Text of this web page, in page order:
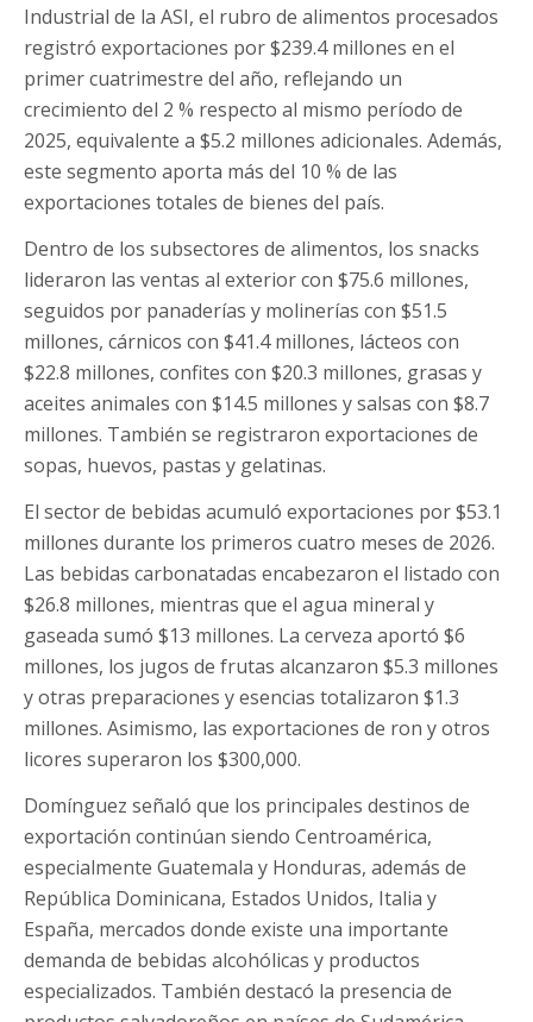
Industrial de la ASI, el rubro de alimentos procesados
registró exportaciones por $239.4 millones en el
primer cuatrimestre del año, reflejando un
crecimiento del 2 % respecto al mismo período de
2025, equivalente a $5.2 millones adicionales. Además,
este segmento aporta más del 10 % de las
exportaciones totales de bienes del país.
Dentro de los subsectores de alimentos, los snacks
lideraron las ventas al exterior con $75.6 millones,
seguidos por panaderías y molinerías con $51.5
millones, cárnicos con $41.4 millones, lácteos con
$22.8 millones, confites con $20.3 millones, grasas y
aceites animales con $14.5 millones y salsas con $8.7
millones. También se registraron exportaciones de
sopas, huevos, pastas y gelatinas.
El sector de bebidas acumuló exportaciones por $53.1
millones durante los primeros cuatro meses de 2026.
Las bebidas carbonatadas encabezaron el listado con
$26.8 millones, mientras que el agua mineral y
gaseada sumó $13 millones. La cerveza aportó $6
millones, los jugos de frutas alcanzaron $5.3 millones
y otras preparaciones y esencias totalizaron $1.3
millones. Asimismo, las exportaciones de ron y otros
licores superaron los $300,000.
Domínguez señaló que los principales destinos de
exportación continúan siendo Centroamérica,
especialmente Guatemala y Honduras, además de
República Dominicana, Estados Unidos, Italia y
España, mercados donde existe una importante
demanda de bebidas alcohólicas y productos
especializados. También destacó la presencia de